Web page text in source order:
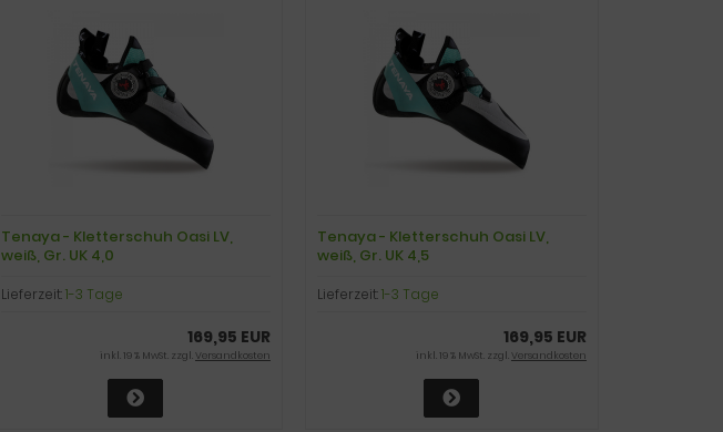
Tenaya - Kletterschuh Oasi LV,
weiß, Gr. UK 4,0
Lieferzeit:1-3 Tage
169,95 EUR
inkl. 19 % MwSt. zzgl.Versandkosten
Tenaya - Kletterschuh Oasi LV,
weiß, Gr. UK 4,5
Lieferzeit:1-3 Tage
169,95 EUR
inkl. 19 % MwSt. zzgl.Versandkosten